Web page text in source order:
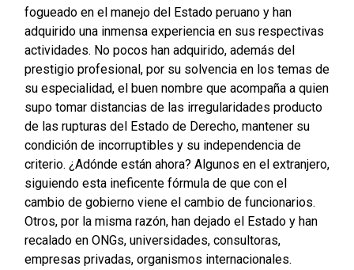
fogueado en el manejo del Estado peruano y han
adquirido una inmensa experiencia en sus respectivas
actividades. No pocos han adquirido, además del
prestigio profesional, por su solvencia en los temas de
su especialidad, el buen nombre que acompaña a quien
supo tomar distancias de las irregularidades producto
de las rupturas del Estado de Derecho, mantener su
condición de incorruptibles y su independencia de
criterio. ¿Adónde están ahora? Algunos en el extranjero,
siguiendo esta ineficente fórmula de que con el
cambio de gobierno viene el cambio de funcionarios.
Otros, por la misma razón, han dejado el Estado y han
recalado en ONGs, universidades, consultoras,
empresas privadas, organismos internacionales.